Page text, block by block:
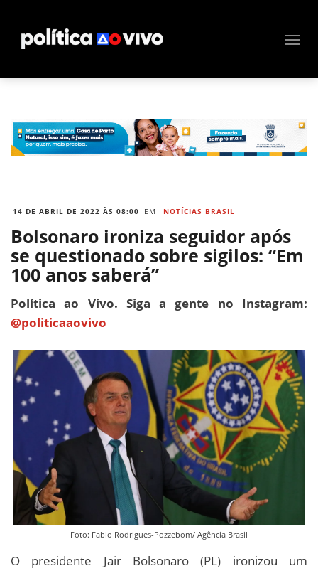
14 DE ABRIL DE 2022 ÀS 08:00 EM NOTÍCIAS BRASIL
Bolsonaro ironiza seguidor após
se questionado sobre sigilos: “Em
100 anos saberá”
Política ao Vivo. Siga a gente no Instagram:
@politicaaovivo
Foto: Fabio Rodrigues-Pozzebom/ Agência Brasil
O presidente Jair Bolsonaro (PL) ironizou um